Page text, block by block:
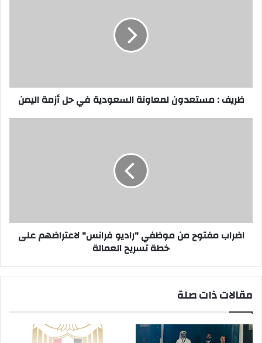
اليمن
ظريف : مستعدون لمعاونة السعودية في حل أزمة اليمن
خطة
تسريح
العمالة
اضراب مفتوح من موظفي "راديو فرانس" لاعتراضهم على
خطة تسريح العمالة
مقالات ذات صلة